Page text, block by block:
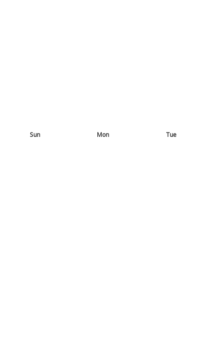
Sun Mon Tue